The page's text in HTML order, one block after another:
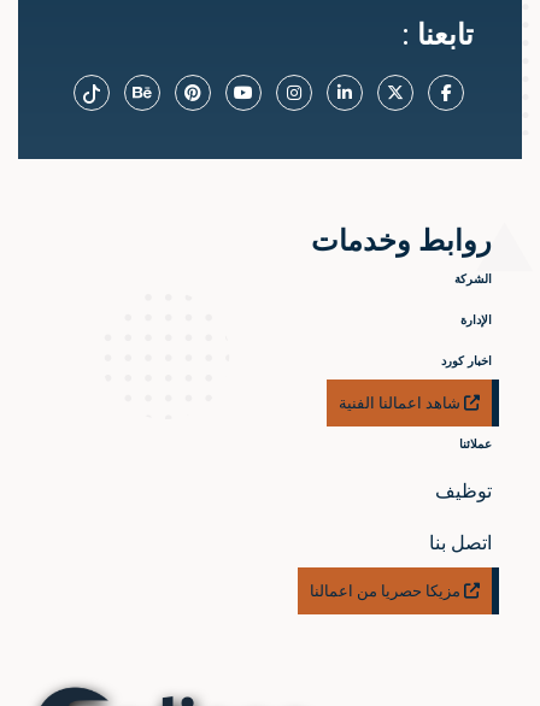
تابعنا :
روابط وخدمات
الشركة
الإدارة
اخبار كورد
شاهد اعمالنا الفنية
عملائنا
توظيف
اتصل بنا
مزيكا حصريا من اعمالنا